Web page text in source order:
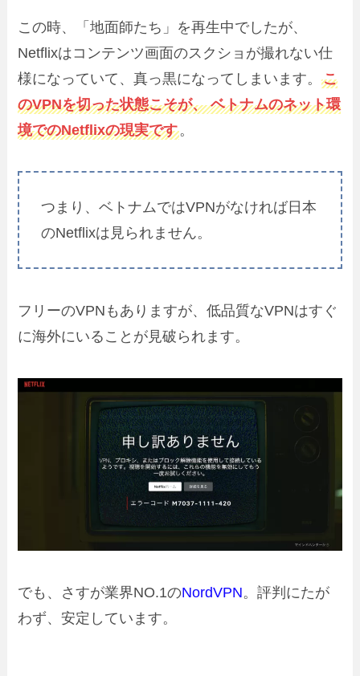
この時、「地面師たち」を再生中でしたが、
Netflixはコンテンツ画面のスクショが撮れない仕
様になっていて、真っ黒になってしまいます。こ
のVPNを切った状態こそが、 ベトナムのネット環
境でのNetflixの現実です。
つまり、ベトナムではVPNがなければ日本
のNetflixは見られません。
フリーのVPNもありますが、低品質なVPNはすぐ
に海外にいることが見破られます。
でも、さすが業界NO.1のNordVPN。評判にたが
わず、安定しています。